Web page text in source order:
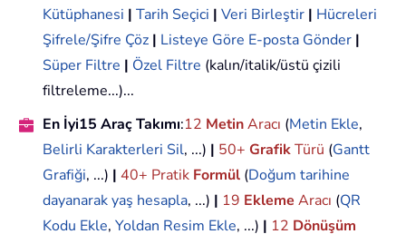
Kütüphanesi | Tarih Seçici | Veri Birleştir | Hücreleri
Şifrele/Şifre Çöz | Listeye Göre E-posta Gönder |
Süper Filtre | Özel Filtre (kalın/italik/üstü çizili
filtreleme...)...
En İyi15 Araç Takımı:12 MetinAracı (Metin Ekle,
Belirli Karakterleri Sil, ...) | 50+ GrafikTürü (Gantt
Grafiği, ...) | 40+ Pratik Formül (Doğum tarihine
dayanarak yaş hesapla, ...) | 19 Ekleme Aracı (QR
Kodu Ekle, Yoldan Resim Ekle, ...) | 12 Dönüşüm